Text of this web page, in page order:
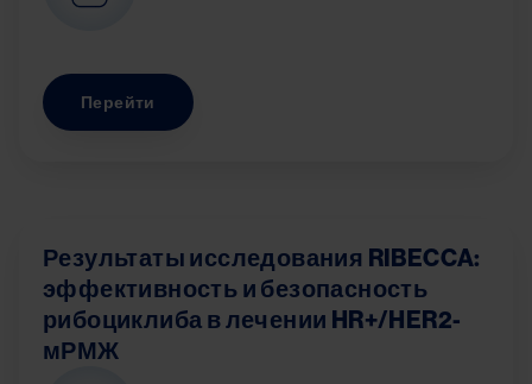
Перейти
Результаты исследования RIBECCA:
эффективность и безопасность
рибоциклиба в лечении HR+/HER2-
мРМЖ